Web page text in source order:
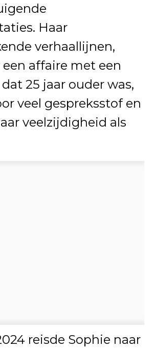
Haar
verhaallijnen,
affaire met een
25 jaar ouder was,
veel gespreksstof en
veelzijdigheid als
reisde Sophie naar